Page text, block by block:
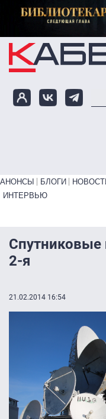
Перейти к основному
Primary links bottom
АНОНСЫ БЛОГИ
ИНТЕРВЬЮ
Спутниковые
2-я
21.02.2014 16:54